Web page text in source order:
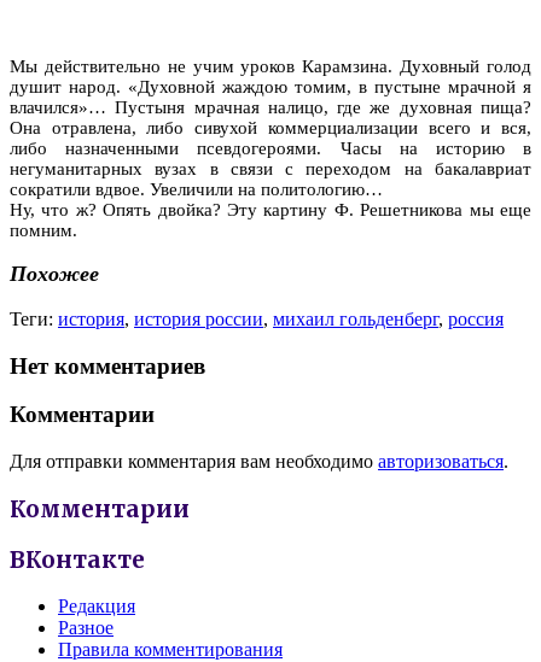
Мы действительно не учим уроков Карамзина. Духовный голод
душит народ. «Духовной жаждою томим, в пустыне мрачной я
влачился»… Пустыня мрачная налицо, где же духовная пища?
Она отравлена, либо сивухой коммерциализации всего и вся,
либо назначенными псевдогероями. Часы на историю в
негуманитарных вузах в связи с переходом на бакалавриат
сократили вдвое. Увеличили на политологию…
Ну, что ж? Опять двойка? Эту картину Ф. Решетникова мы еще
помним.
Похожее
Теги: история, история россии, михаил гольденберг, россия
Нет комментариев
Комментарии
Для отправки комментария вам необходимо авторизоваться.
Комментарии
ВКонтакте
Редакция
Разное
Правила комментирования